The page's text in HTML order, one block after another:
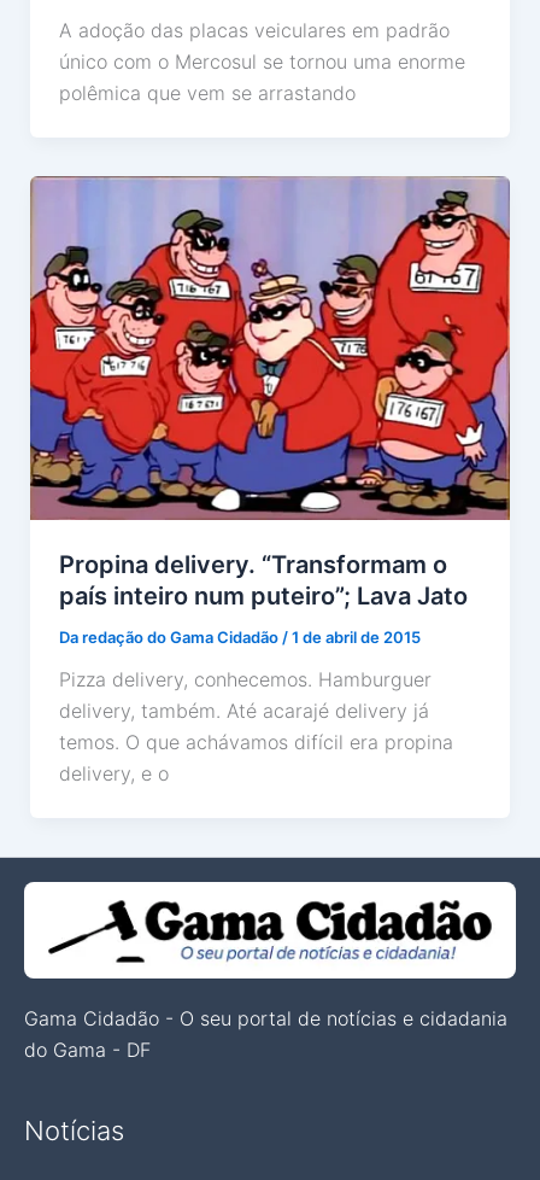
A adoção das placas veiculares em padrão
único com o Mercosul se tornou uma enorme
polêmica que vem se arrastando
Propina delivery. “Transformam o
país inteiro num puteiro”; Lava Jato
Da redação do Gama Cidadão/1 de abril de 2015
Pizza delivery, conhecemos. Hamburguer
delivery, também. Até acarajé delivery já
temos. O que achávamos difícil era propina
delivery, e o
Gama Cidadão - O seu portal de notícias e cidadania
do Gama - DF
Notícias